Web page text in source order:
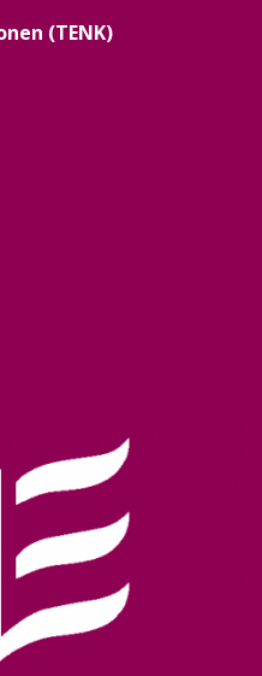
(TENK)